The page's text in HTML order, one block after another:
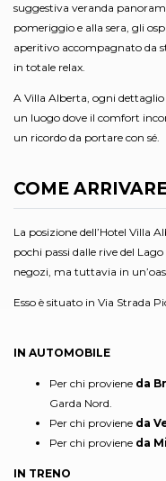
suggestiva veranda
pomeriggio e alla sera, gli
aperitivo accompagnato da
in totale relax.
A Villa Alberta, ogni dettaglio
un luogo dove il comfort
un ricordo da portare con sé.
COME
La posizione dell’Hotel Villa
pochi passi dalle rive del
negozi, ma tuttavia in
Esso è situato in Via
IN AUTOMOBILE
Per chi proviene da
Garda Nord.
Per chi proviene da
Per chi proviene da
IN TRENO